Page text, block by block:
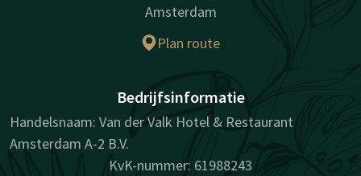
Amsterdam
Plan route
Bedrijfsinformatie
Handelsnaam: Van der Valk Hotel & Restaurant
Amsterdam A-2 B.V.
KvK-nummer: 61988243